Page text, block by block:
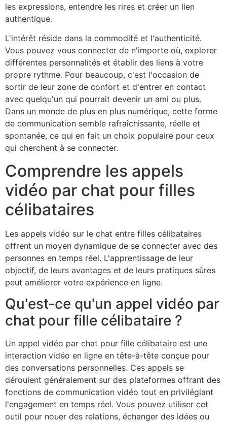
les expressions, entendre les rires et créer un lien
authentique.
L'intérêt réside dans la commodité et l'authenticité.
Vous pouvez vous connecter de n'importe où, explorer
différentes personnalités et établir des liens à votre
propre rythme. Pour beaucoup, c'est l'occasion de
sortir de leur zone de confort et d'entrer en contact
avec quelqu'un qui pourrait devenir un ami ou plus.
Dans un monde de plus en plus numérique, cette forme
de communication semble rafraîchissante, réelle et
spontanée, ce qui en fait un choix populaire pour ceux
qui cherchent à se connecter.
Comprendre les appels
vidéo par chat pour filles
célibataires
Les appels vidéo sur le chat entre filles célibataires
offrent un moyen dynamique de se connecter avec des
personnes en temps réel. L'apprentissage de leur
objectif, de leurs avantages et de leurs pratiques sûres
peut améliorer votre expérience en ligne.
Qu'est-ce qu'un appel vidéo par
chat pour fille célibataire ?
Un appel vidéo par chat pour fille célibataire est une
interaction vidéo en ligne en tête-à-tête conçue pour
des conversations personnelles. Ces appels se
déroulent généralement sur des plateformes offrant des
fonctions de communication vidéo tout en privilégiant
l'engagement en temps réel. Vous pouvez utiliser cet
outil pour nouer des relations, échanger des idées ou